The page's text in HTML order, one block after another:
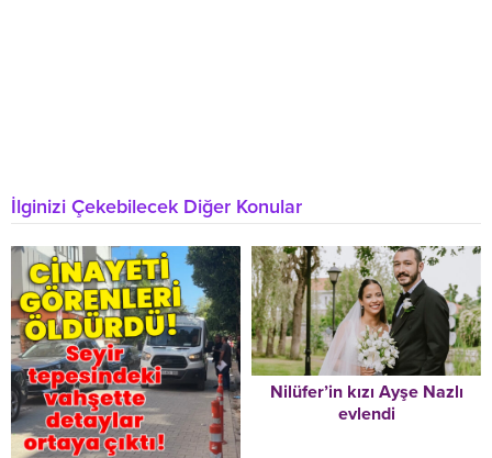
İlginizi Çekebilecek Diğer Konular
Nilüfer’in kızı Ayşe Nazlı
evlendi